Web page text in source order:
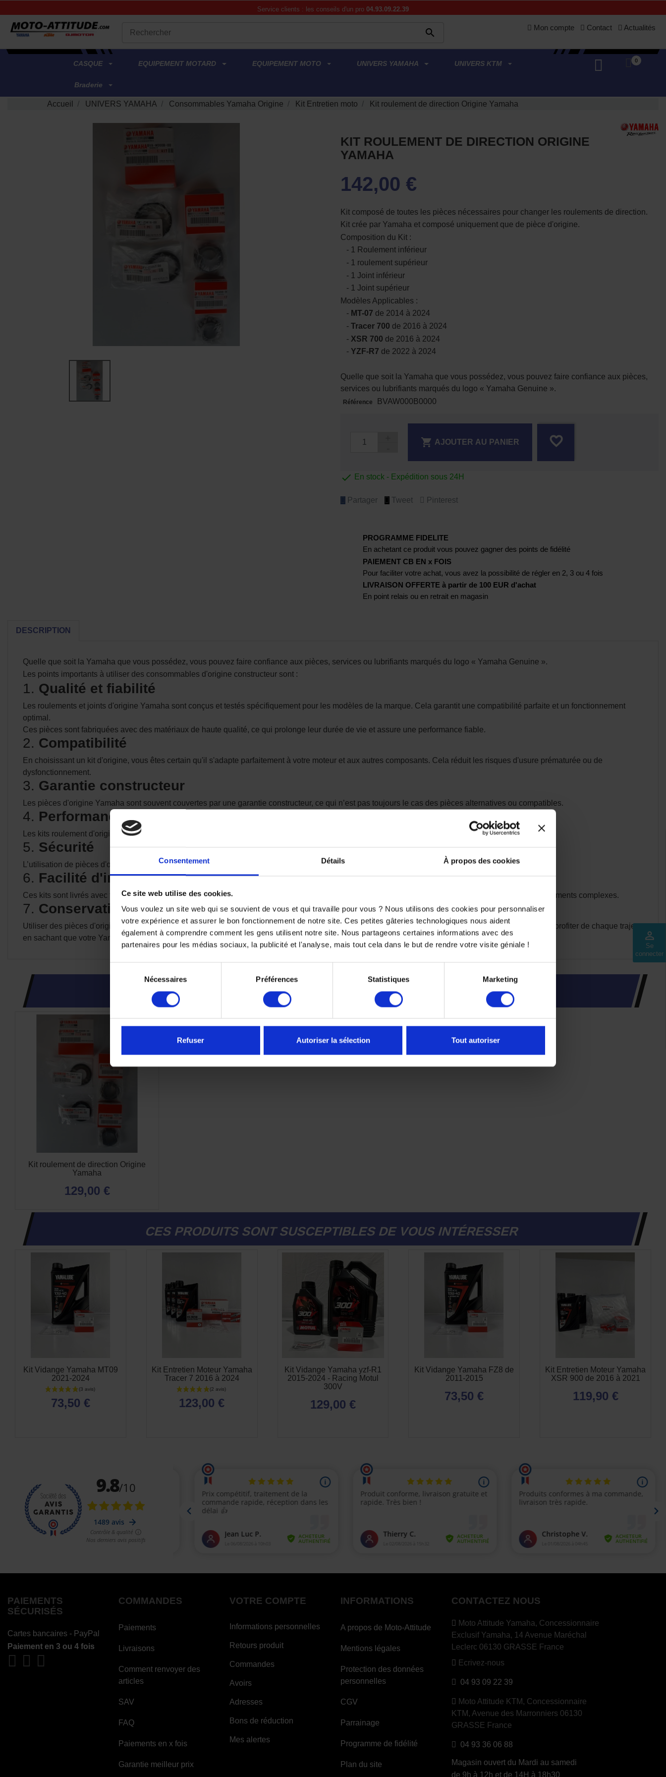
Consentement Détails À propos des cookies
Ce site web utilise des cookies.
Vous voulez un site web qui se souvient de vous et qui travaille pour vous ? Nous utilisons des cookies pour personnaliser
votre expérience et assurer le bon fonctionnement de notre site. Ces petites gâteries technologiques nous aident
également à comprendre comment les gens utilisent notre site. Nous partageons certaines informations avec des
partenaires pour les médias sociaux, la publicité et l'analyse, mais tout cela dans le but de rendre votre visite géniale !
consentement
Nécessaires Préférences Statistiques Marketing
Refuser Autoriser la sélection Tout autoriser
perm_identity
Se
connecter
Service clients : les conseils d'un pro 04.93.09.22.39
 Mon compte Contact Actualités
.
CASQUE EQUIPEMENT MOTARD EQUIPEMENT MOTO UNIVERS YAMAHA UNIVERS KTM
Braderie
0
Accueil UNIVERS YAMAHA Consommables Yamaha Origine Kit Entretien moto Kit roulement de direction Origine Yamaha
KIT ROULEMENT DE DIRECTION ORIGINE
YAMAHA
142,00 €
Kit composé de toutes les pièces nécessaires pour changer les roulements de direction.
Kit crée par Yamaha et composé uniquement que de pièce d'origine.
Composition du Kit :
- 1 Roulement inférieur
- 1 roulement supérieur
- 1 Joint inférieur
- 1 Joint supérieur
Modèles Applicables :
- MT-07 de 2014 à 2024
- Tracer 700 de 2016 à 2024
- XSR 700 de 2016 à 2024
- YZF-R7 de 2022 à 2024
Quelle que soit la Yamaha que vous possédez, vous pouvez faire confiance aux pièces,
services ou lubrifiants marqués du logo « Yamaha Genuine ».
Référence BVAW000B0000
 AJOUTER AU PANIER favorite_border
 En stock - Expédition sous 24H
Partager Tweet Pinterest
PROGRAMME FIDELITE
En achetant ce produit vous pouvez gagner des points de fidélité
PAIEMENT CB EN x FOIS
Pour faciliter votre achat, vous avez la possibilité de régler en 2, 3 ou 4 fois
LIVRAISON OFFERTE à partir de 100 EUR d'achat
En point relais ou en retrait en magasin
DESCRIPTION
Quelle que soit la Yamaha que vous possédez, vous pouvez faire confiance aux pièces, services ou lubrifiants marqués du logo « Yamaha Genuine ».
Les points importants à utiliser des consommables d'origine constructeur sont :
1. Qualité et fiabilité
Les roulements et joints d'origine Yamaha sont conçus et testés spécifiquement pour les modèles de la marque. Cela garantit une compatibilité parfaite et un fonctionnement
optimal.
Ces pièces sont fabriquées avec des matériaux de haute qualité, ce qui prolonge leur durée de vie et assure une performance fiable.
2. Compatibilité
En choisissant un kit d'origine, vous êtes certain qu'il s'adapte parfaitement à votre moteur et aux autres composants. Cela réduit les risques d'usure prématurée ou de
dysfonctionnement.
3. Garantie constructeur
Les pièces d'origine Yamaha sont souvent couvertes par une garantie constructeur, ce qui n’est pas toujours le cas des pièces alternatives ou compatibles.
4. Performance optimisée
Les kits roulement d'origine sont conçus pour offrir les meilleures performances, que ce soit en termes de durabilité, de fluidité ou de réactivité.
5. Sécurité
L’utilisation de pièces d'origine réduit le risque de panne ou de dysfonctionnement en cours de route, ce qui peut être critique pour la sécurité du pilote.
6. Facilité d'installation
Ces kits sont livrés avec toutes les pièces nécessaires et s'adaptent parfaitement, ce qui facilite l'installation sans nécessiter de modifications ou d'ajustements complexes.
7. Conservation de la valeur du véhicule
Utiliser des pièces d'origine signifie également que vous conserverez la valeur de revente de votre Yamaha. Et plus que cela, vous pouvez rester zen et profiter de chaque trajet
en sachant que votre Yamaha est 100 % d'origine !
VOUS AIMEREZ AUSSI
Kit roulement de direction Origine
Yamaha
129,00 €
CES PRODUITS SONT SUSCEPTIBLES DE VOUS INTÉRESSER
Kit Vidange Yamaha MT09
2021-2024
73,50 €
Kit Entretien Moteur Yamaha
Tracer 7 2016 à 2024
123,00 €
Kit Vidange Yamaha yzf-R1
2015-2024 - Racing Motul
300V
129,00 €
Kit Vidange Yamaha FZ8 de
2011-2015
73,50 €
Kit Entretien Moteur Yamaha
XSR 900 de 2016 à 2021
119,90 €
PAIEMENTS
SÉCURISÉS
Cartes bancaires - PayPal
Paiement en 3 ou 4 fois
COMMANDES
Paiements
Livraisons
Comment renvoyer des
articles
SAV
FAQ
Paiements en x fois
Garantie meilleur prix
VOTRE COMPTE
Informations personnelles
Retours produit
Commandes
Avoirs
Adresses
Bons de réduction
Mes alertes
INFORMATIONS
A propos de Moto-Attitude
Mentions légales
Protection des données
personnelles
CGV
Parrainage
Programme de fidélité
Plan du site
CONTACTEZ NOUS
Moto Attitude Yamaha, Concessionnaire
Exclusif Yamaha, 14 Avenue Maréchal
Leclerc 06130 GRASSE France
Ecrivez-nous
04 93 09 22 39
Moto Attitude KTM, Concessionnaire
KTM, Avenue des Marronniers 06130
GRASSE France
04 93 36 06 88
Magasin ouvert du Mardi au samedi
de 9h à 12h et de 14H à 18h30